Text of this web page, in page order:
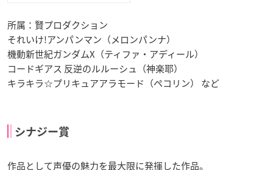
所属：賢プロダクション
それいけ!アンパンマン（メロンパンナ）
機動新世紀ガンダムX（ティファ・アディール）
コードギアス 反逆のルルーシュ（神楽耶）
キラキラ☆プリキュアアラモード（ペコリン） など
シナジー賞
作品として声優の魅力を最大限に発揮した作品。